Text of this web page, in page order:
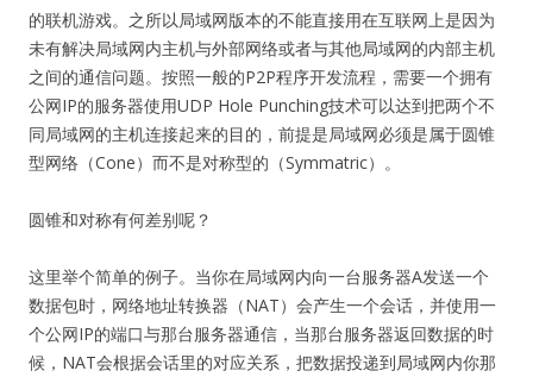
的联机游戏。之所以局域网版本的不能直接用在互联网上是因为
未有解决局域网内主机与外部网络或者与其他局域网的内部主机
之间的通信问题。按照一般的P2P程序开发流程，需要一个拥有
公网IP的服务器使用UDP Hole Punching技术可以达到把两个不
同局域网的主机连接起来的目的，前提是局域网必须是属于圆锥
型网络（Cone）而不是对称型的（Symmatric）。
圆锥和对称有何差别呢？
这里举个简单的例子。当你在局域网内向一台服务器A发送一个
数据包时，网络地址转换器（NAT）会产生一个会话，并使用一
个公网IP的端口与那台服务器通信，当那台服务器返回数据的时
候，NAT会根据会话里的对应关系，把数据投递到局域网内你那